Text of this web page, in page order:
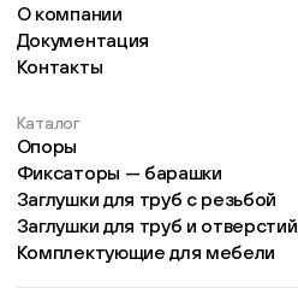
О компании
Документация
Контакты
Каталог
Опоры
Фиксаторы — барашки
Заглушки для труб с резьбой
Заглушки для труб и отверстий
Комплектующие для мебели